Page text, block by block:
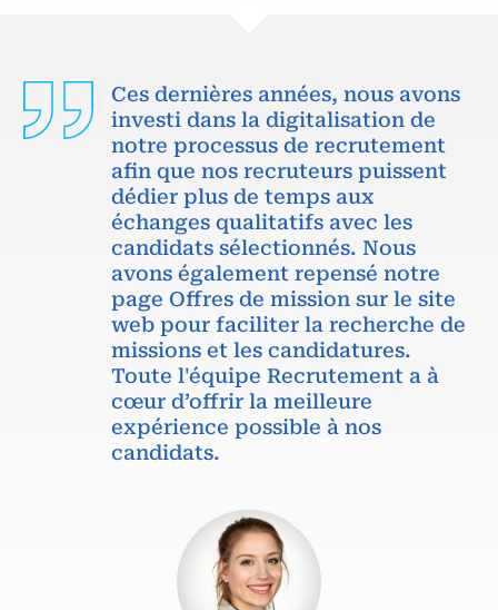
Ces dernières années, nous avons
investi dans la digitalisation de
notre processus de recrutement
afin que nos recruteurs puissent
dédier plus de temps aux
échanges qualitatifs avec les
candidats sélectionnés. Nous
avons également repensé notre
page Offres de mission sur le site
web pour faciliter la recherche de
missions et les candidatures.
Toute l'équipe Recrutement a à
cœur d’offrir la meilleure
expérience possible à nos
candidats.